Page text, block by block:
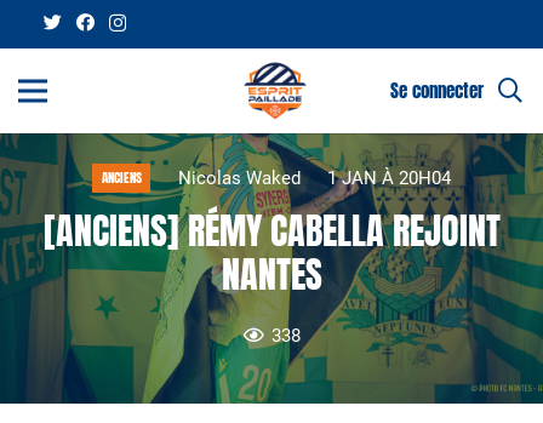
Se connecter
ANCIENS Nicolas Waked 1 JAN À 20H04
[ANCIENS] RÉMY CABELLA REJOINT
NANTES
338